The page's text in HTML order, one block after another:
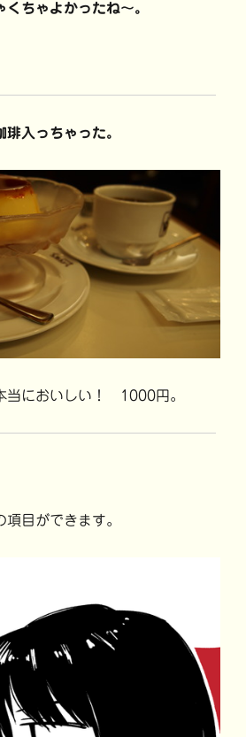
ちゃよかったね〜。
入っちゃった。
当においしい！ 1000円。
目ができます。